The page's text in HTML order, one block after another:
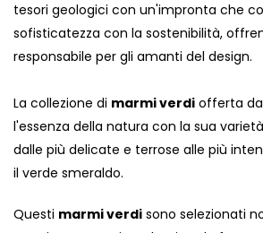
tesori geologici con un'impronta che
sofisticatezza con la sostenibilità,
responsabile per gli amanti del design.
La collezione di marmi verdi offerta da
l'essenza della natura con la sua
dalle più delicate e terrose alle più
il verde smeraldo.
Questi marmi verdi sono selezionati